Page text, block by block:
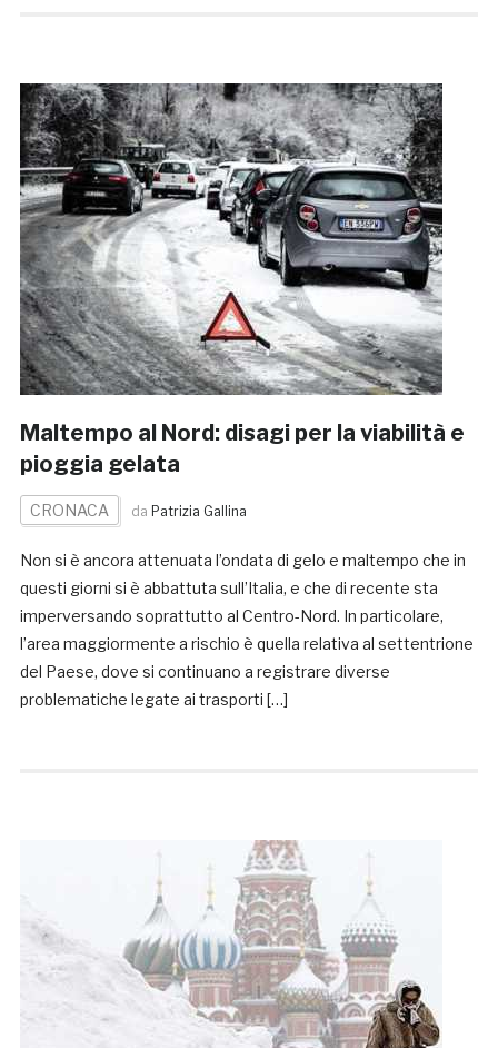
Maltempo al Nord: disagi per la viabilità e
pioggia gelata
CRONACA da Patrizia Gallina
Non si è ancora attenuata l’ondata di gelo e maltempo che in
questi giorni si è abbattuta sull’Italia, e che di recente sta
imperversando soprattutto al Centro-Nord. In particolare,
l’area maggiormente a rischio è quella relativa al settentrione
del Paese, dove si continuano a registrare diverse
problematiche legate ai trasporti […]